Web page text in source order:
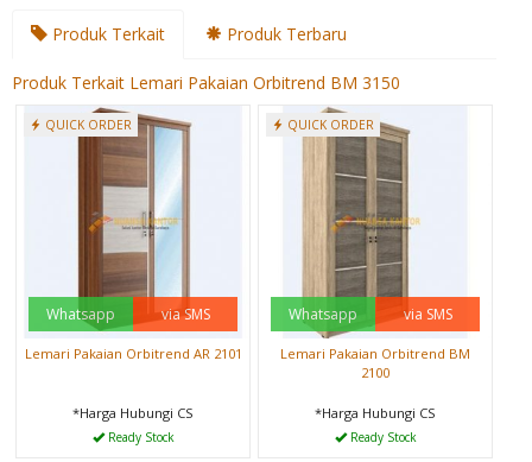
Produk Terkait Produk Terbaru
Produk Terkait Lemari Pakaian Orbitrend BM 3150
QUICK ORDER
Whatsapp via SMS
Lemari Pakaian Orbitrend AR 2101
*Harga Hubungi CS
Ready Stock
QUICK ORDER
Whatsapp via SMS
Lemari Pakaian Orbitrend BM
2100
*Harga Hubungi CS
Ready Stock